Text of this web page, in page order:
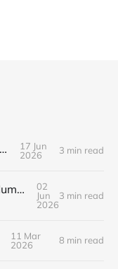
AI Native의 미래:야탑고 학부모 강연
17 Jun
2026
3 min read
AI 시대의 브랜드 경험 설계: Human Tech와 BARAM Framework
02
Jun
2026
3 min read
11 Mar
2026
8 min read